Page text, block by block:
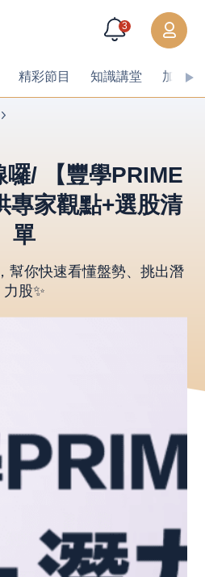
3
精彩節目 知識講堂 加值內
囉/ 【豐學PRIME
專家觀點+選股清
單
幫你快速看懂盤勢、挑出潛
力股✨